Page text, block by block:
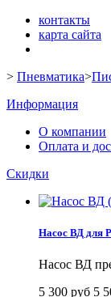
контакты
карта сайта
> Пневматика>
Информация
О компании
Оплата и
Скидки
Насос ВД для
Насос ВД
5 300 руб 5